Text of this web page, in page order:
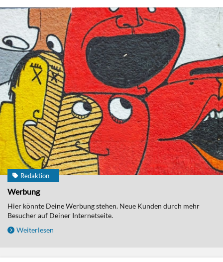
Redaktion
Werbung
Hier könnte Deine Werbung stehen. Neue Kunden durch mehr
Besucher auf Deiner Internetseite.
Weiterlesen